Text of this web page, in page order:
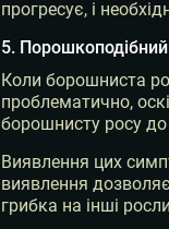
прогресує, і
5.
Коли борошниста
проблематично,
борошнисту росу до
Виявлення цих
виявлення
грибка на інші